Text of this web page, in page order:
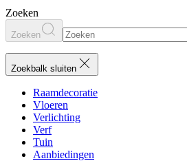
Zoeken
Zoeken
Zoekbalk sluiten
Raamdecoratie
Vloeren
Verlichting
Verf
Tuin
Aanbiedingen